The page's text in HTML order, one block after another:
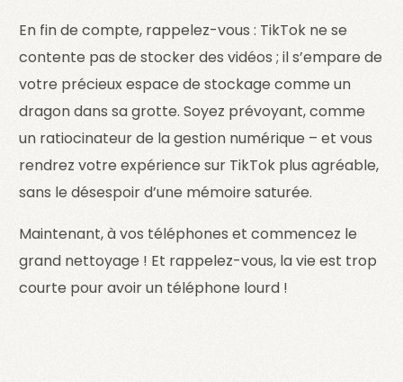
En fin de compte, rappelez-vous : TikTok ne se
contente pas de stocker des vidéos ; il s’empare de
votre précieux espace de stockage comme un
dragon dans sa grotte. Soyez prévoyant, comme
un ratiocinateur de la gestion numérique – et vous
rendrez votre expérience sur TikTok plus agréable,
sans le désespoir d’une mémoire saturée.
Maintenant, à vos téléphones et commencez le
grand nettoyage ! Et rappelez-vous, la vie est trop
courte pour avoir un téléphone lourd !